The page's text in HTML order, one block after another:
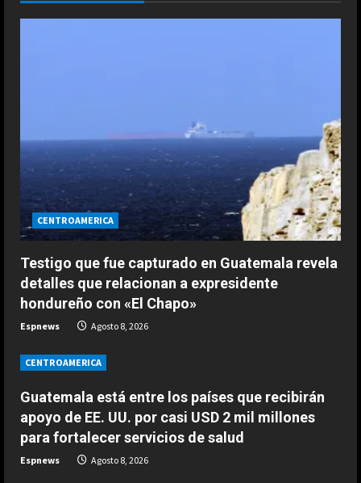
e
d
i
n
g
CENTROAMERICA
Testigo que fue capturado en Guatemala revela
detalles que relacionan a expresidente
hondureño con «El Chapo»
Espnews Agosto 8, 2026
CENTROAMERICA
Guatemala está entre los países que recibirán
apoyo de EE. UU. por casi USD 2 mil millones
para fortalecer servicios de salud
Espnews Agosto 8, 2026
ESPAÑA
Férrea defensa de un campeón del
mundo a Alonso: “No necesita el